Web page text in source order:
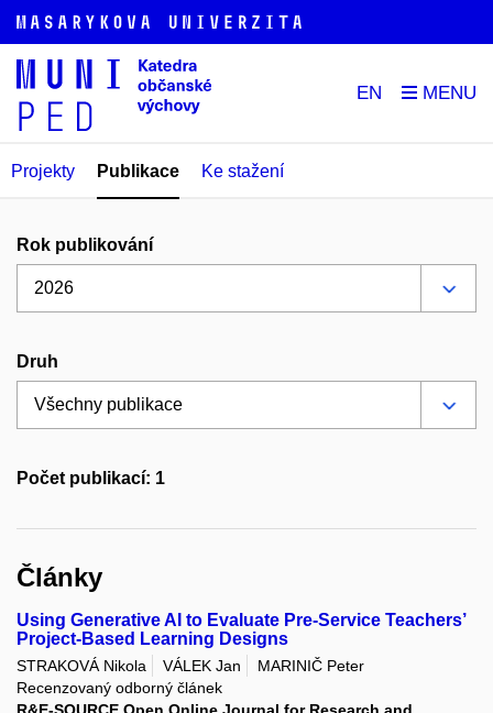
EN
Projekty Publikace Ke stažení
Rok publikování
Druh
Počet publikací: 1
Články
Using Generative AI to Evaluate Pre-Service Teachers’
Project-Based Learning Designs
STRAKOVÁ Nikola VÁLEK Jan
MARINIČ Peter
Recenzovaný odborný článek